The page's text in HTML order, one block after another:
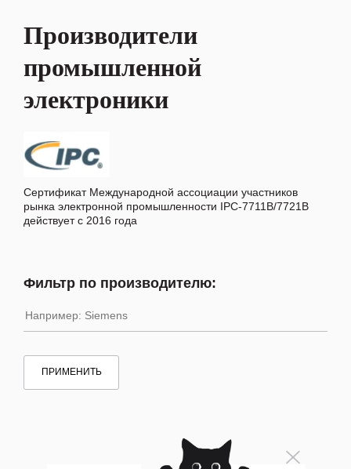
Производители
промышленной
электроники
Сертификат Международной ассоциации участников
рынка электронной промышленности IPC-7711B/7721B
действует с 2016 года
Фильтр по производителю:
ПРИМЕНИТЬ